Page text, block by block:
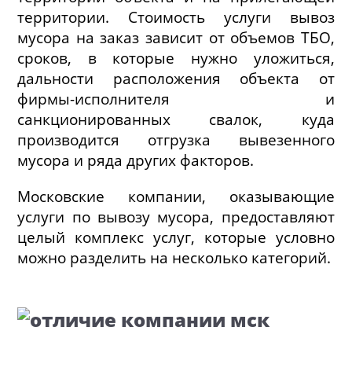
территории. Стоимость услуги вывоз
мусора на заказ зависит от объемов ТБО,
сроков, в которые нужно уложиться,
дальности расположения объекта от
фирмы-исполнителя и
санкционированных свалок, куда
производится отгрузка вывезенного
мусора и ряда других факторов.
Московские компании, оказывающие
услуги по вывозу мусора, предоставляют
целый комплекс услуг, которые условно
можно разделить на несколько категорий.